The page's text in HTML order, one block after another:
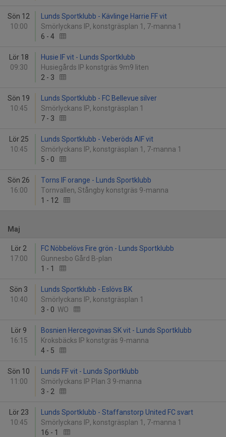
Sön 12
10:00
Lunds Sportklubb - Kävlinge Harrie FF vit
Smörlyckans IP, konstgräsplan 1, 7-manna 1
6 - 4
Lör 18
09:30
Husie IF vit - Lunds Sportklubb
Husiegårds IP konstgräs 9m9 liten
2 - 3
Sön 19
10:45
Lunds Sportklubb - FC Bellevue silver
Smörlyckans IP, konstgräsplan 1
7 - 3
Lör 25
10:45
Lunds Sportklubb - Veberöds AIF vit
Smörlyckans IP, konstgräsplan 1, 7-manna 1
5 - 0
Sön 26
16:00
Torns IF orange - Lunds Sportklubb
Tornvallen, Stångby konstgräs 9-manna
1 - 12
Maj
Lör 2
17:00
FC Nöbbelövs Fire grön - Lunds Sportklubb
Gunnesbo Gård B-plan
1 - 1
Sön 3
10:40
Lunds Sportklubb - Eslövs BK
Smörlyckans IP, konstgräsplan 1
3 - 0 WO
Lör 9
16:15
Bosnien Hercegovinas SK vit - Lunds Sportklubb
Kroksbäcks IP konstgräs 9-manna
4 - 5
Sön 10
11:00
Lunds FF vit - Lunds Sportklubb
Smörlyckans IP Plan 3 9-manna
3 - 2
Lör 23
10:45
Lunds Sportklubb - Staffanstorp United FC svart
Smörlyckans IP, konstgräsplan 1, 7-manna 1
16 - 1